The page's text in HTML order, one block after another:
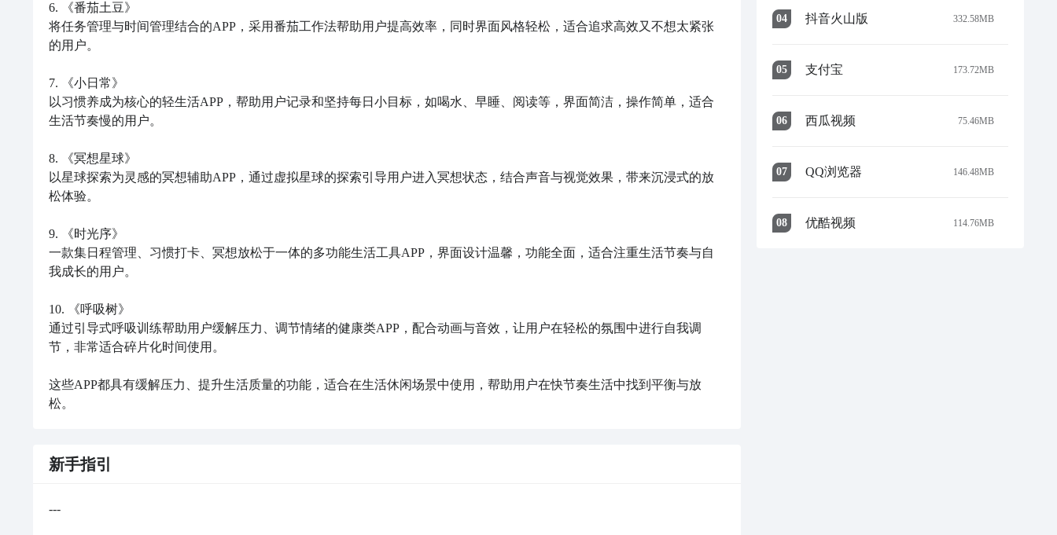
6. 《番茄土豆》
将任务管理与时间管理结合的APP，采用番茄工作法帮助用户提高效率，同时界面风格轻松，适合追求高效又不想太紧张
的用户。
7. 《小日常》
以习惯养成为核心的轻生活APP，帮助用户记录和坚持每日小目标，如喝水、早睡、阅读等，界面简洁，操作简单，适合
生活节奏慢的用户。
8. 《冥想星球》
以星球探索为灵感的冥想辅助APP，通过虚拟星球的探索引导用户进入冥想状态，结合声音与视觉效果，带来沉浸式的放
松体验。
9. 《时光序》
一款集日程管理、习惯打卡、冥想放松于一体的多功能生活工具APP，界面设计温馨，功能全面，适合注重生活节奏与自
我成长的用户。
10. 《呼吸树》
通过引导式呼吸训练帮助用户缓解压力、调节情绪的健康类APP，配合动画与音效，让用户在轻松的氛围中进行自我调
节，非常适合碎片化时间使用。
这些APP都具有缓解压力、提升生活质量的功能，适合在生活休闲场景中使用，帮助用户在快节奏生活中找到平衡与放
松。
新手指引
---
04 抖音火山版 332.58MB
05 支付宝 173.72MB
06 西瓜视频 75.46MB
07 QQ浏览器 146.48MB
08 优酷视频 114.76MB